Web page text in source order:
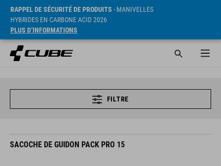
RAPPEL DE SÉCURITÉ DE PRODUITS - MANIVELLES
HYBRIDES EN CARBONE ACID 2026
PLUS D’INFORMATIONS
FILTRE
SACOCHE DE GUIDON PACK PRO 15